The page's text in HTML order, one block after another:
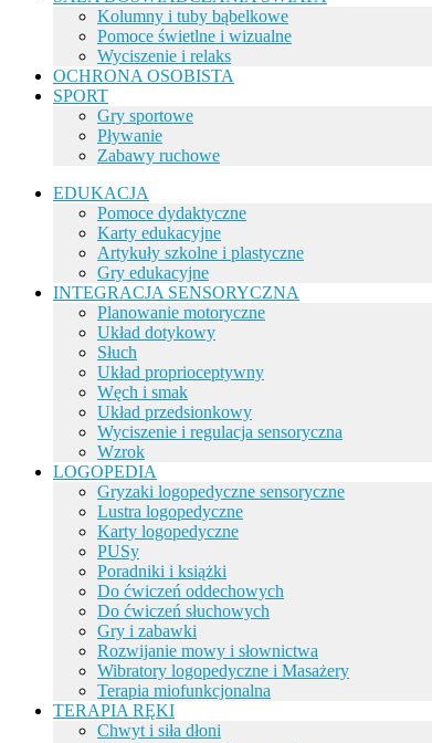
Kolumny i tuby bąbelkowe
Pomoce świetlne i wizualne
Wyciszenie i relaks
OCHRONA OSOBISTA
SPORT
Gry sportowe
Pływanie
Zabawy ruchowe
EDUKACJA
Pomoce dydaktyczne
Karty edukacyjne
Artykuły szkolne i plastyczne
Gry edukacyjne
INTEGRACJA SENSORYCZNA
Planowanie motoryczne
Układ dotykowy
Słuch
Układ proprioceptywny
Węch i smak
Układ przedsionkowy
Wyciszenie i regulacja sensoryczna
Wzrok
LOGOPEDIA
Gryzaki logopedyczne sensoryczne
Lustra logopedyczne
Karty logopedyczne
PUSy
Poradniki i książki
Do ćwiczeń oddechowych
Do ćwiczeń słuchowych
Gry i zabawki
Rozwijanie mowy i słownictwa
Wibratory logopedyczne i Masażery
Terapia miofunkcjonalna
TERAPIA RĘKI
Chwyt i siła dłoni